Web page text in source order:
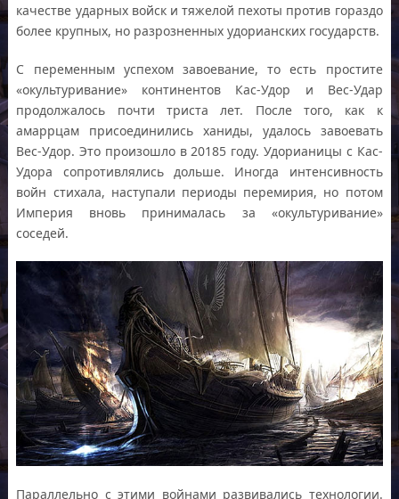
качестве ударных войск и тяжелой пехоты против гораздо
более крупных, но разрозненных удорианских государств.
С переменным успехом завоевание, то есть простите
«окультуривание» континентов Кас-Удор и Вес-Удар
продолжалось почти триста лет. После того, как к
амаррцам присоединились ханиды, удалось завоевать
Вес-Удор. Это произошло в 20185 году. Удорианицы с Кас-
Удора сопротивлялись дольше. Иногда интенсивность
войн стихала, наступали периоды перемирия, но потом
Империя вновь принималась за «окультуривание»
соседей.
Параллельно с этими войнами развивались технологии.